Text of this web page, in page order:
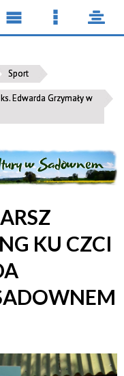
Sport
Edwarda Grzymały w
KU CZCI
MenuMenu